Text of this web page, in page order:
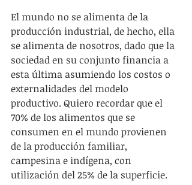
El mundo no se alimenta de la
producción industrial, de hecho, ella
se alimenta de nosotros, dado que la
sociedad en su conjunto financia a
esta última asumiendo los costos o
externalidades del modelo
productivo. Quiero recordar que el
70% de los alimentos que se
consumen en el mundo provienen
de la producción familiar,
campesina e indígena, con
utilización del 25% de la superficie.